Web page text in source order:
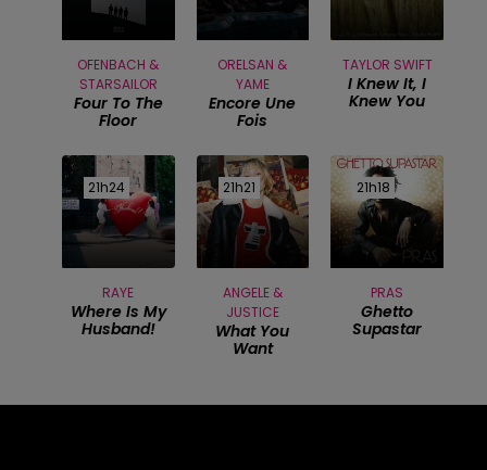
OFENBACH &
STARSAILOR
Four To The
Floor
ORELSAN &
YAME
Encore Une
Fois
TAYLOR SWIFT
I Knew It, I
Knew You
21h24
21h24
RAYE
Where Is My
Husband!
21h21
21h21
ANGELE &
JUSTICE
What You
Want
21h18
21h18
PRAS
Ghetto
Supastar